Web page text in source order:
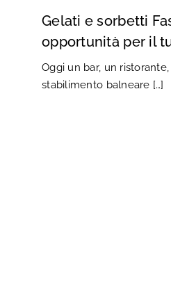
Gelati e sorbetti
opportunità per il
Oggi un bar, un
stabilimento balneare […]